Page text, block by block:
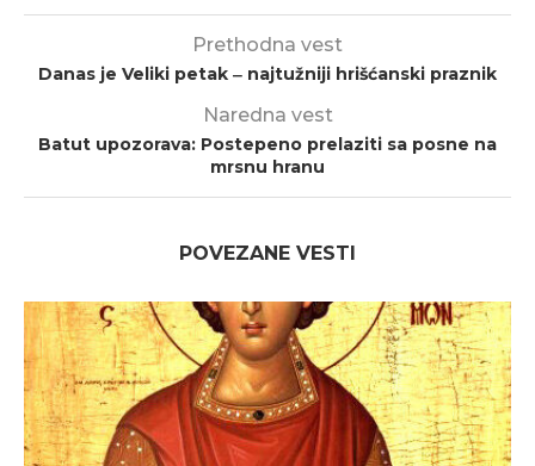
Prethodna vest
Danas je Veliki petak ‒ najtužniji hrišćanski praznik
Naredna vest
Batut upozorava: Postepeno prelaziti sa posne na
mrsnu hranu
POVEZANE VESTI